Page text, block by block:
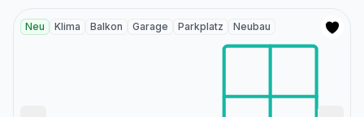
Neu Klima Balkon Garage Parkplatz Neubau